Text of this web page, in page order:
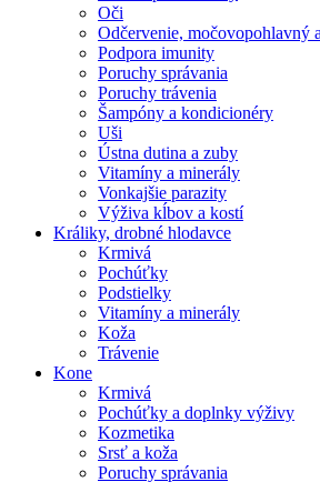
Oči
Odčervenie, močovopohlavný
Podpora imunity
Poruchy správania
Poruchy trávenia
Šampóny a kondicionéry
Uši
Ústna dutina a zuby
Vitamíny a minerály
Vonkajšie parazity
Výživa kĺbov a kostí
Králiky, drobné hlodavce
Krmivá
Pochúťky
Podstielky
Vitamíny a minerály
Koža
Trávenie
Kone
Krmivá
Pochúťky a doplnky výživy
Kozmetika
Srsť a koža
Poruchy správania